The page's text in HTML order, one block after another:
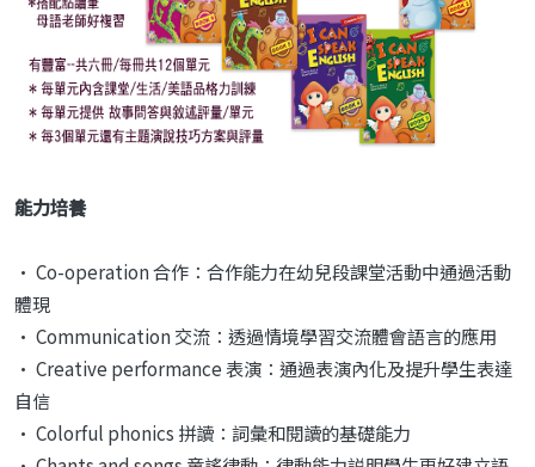
能力培養
• Co-operation 合作：合作能力在幼兒段課堂活動中通過活動
體現
• Communication 交流：透過情境學習交流體會語言的應用
• Creative performance 表演：通過表演內化及提升學生表達
自信
• Colorful phonics 拼讀：詞彙和閱讀的基礎能力